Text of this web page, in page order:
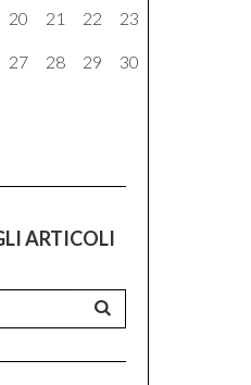
20 21 22 23
27 28 29 30
ARTICOLI